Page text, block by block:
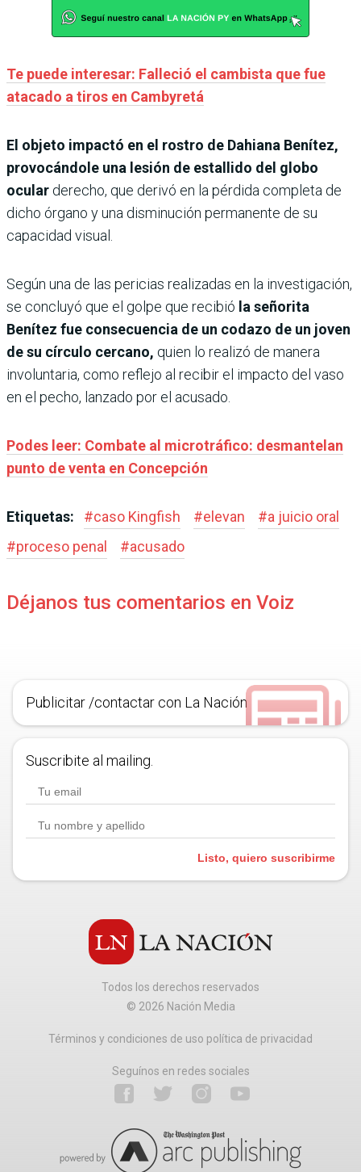
Te puede interesar: Falleció el cambista que fue
atacado a tiros en Cambyretá
El objeto impactó en el rostro de Dahiana Benítez,
provocándole una lesión de estallido del globo
ocular derecho, que derivó en la pérdida completa de
dicho órgano y una disminución permanente de su
capacidad visual.
Según una de las pericias realizadas en la investigación,
se concluyó que el golpe que recibió la señorita
Benítez fue consecuencia de un codazo de un joven
de su círculo cercano, quien lo realizó de manera
involuntaria, como reflejo al recibir el impacto del vaso
en el pecho, lanzado por el acusado.
Podes leer: Combate al microtráfico: desmantelan
punto de venta en Concepción
Etiquetas: #caso Kingfish #elevan #a juicio oral
#proceso penal #acusado
Déjanos tus comentarios en Voiz
Publicitar /contactar con La Nación
Suscribite al mailing.
Listo, quiero suscribirme
Todos los derechos reservados
© 2026 Nación Media
Términos y condiciones de uso política de privacidad
Seguínos en redes sociales